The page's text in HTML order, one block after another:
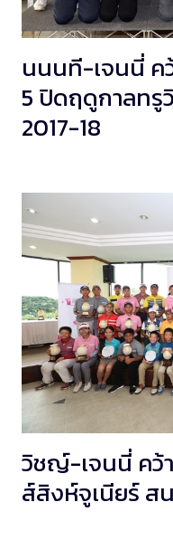
นนนที-เจนนี่ ค
5 ปิดฤดูกาลท
2017-18
วิชญ์-เจนนี่ คว้
ส์สิงห์จูเนียร์ ส